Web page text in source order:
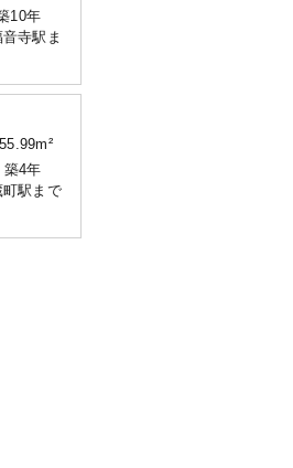
10年
寺駅ま
築4年
駅まで